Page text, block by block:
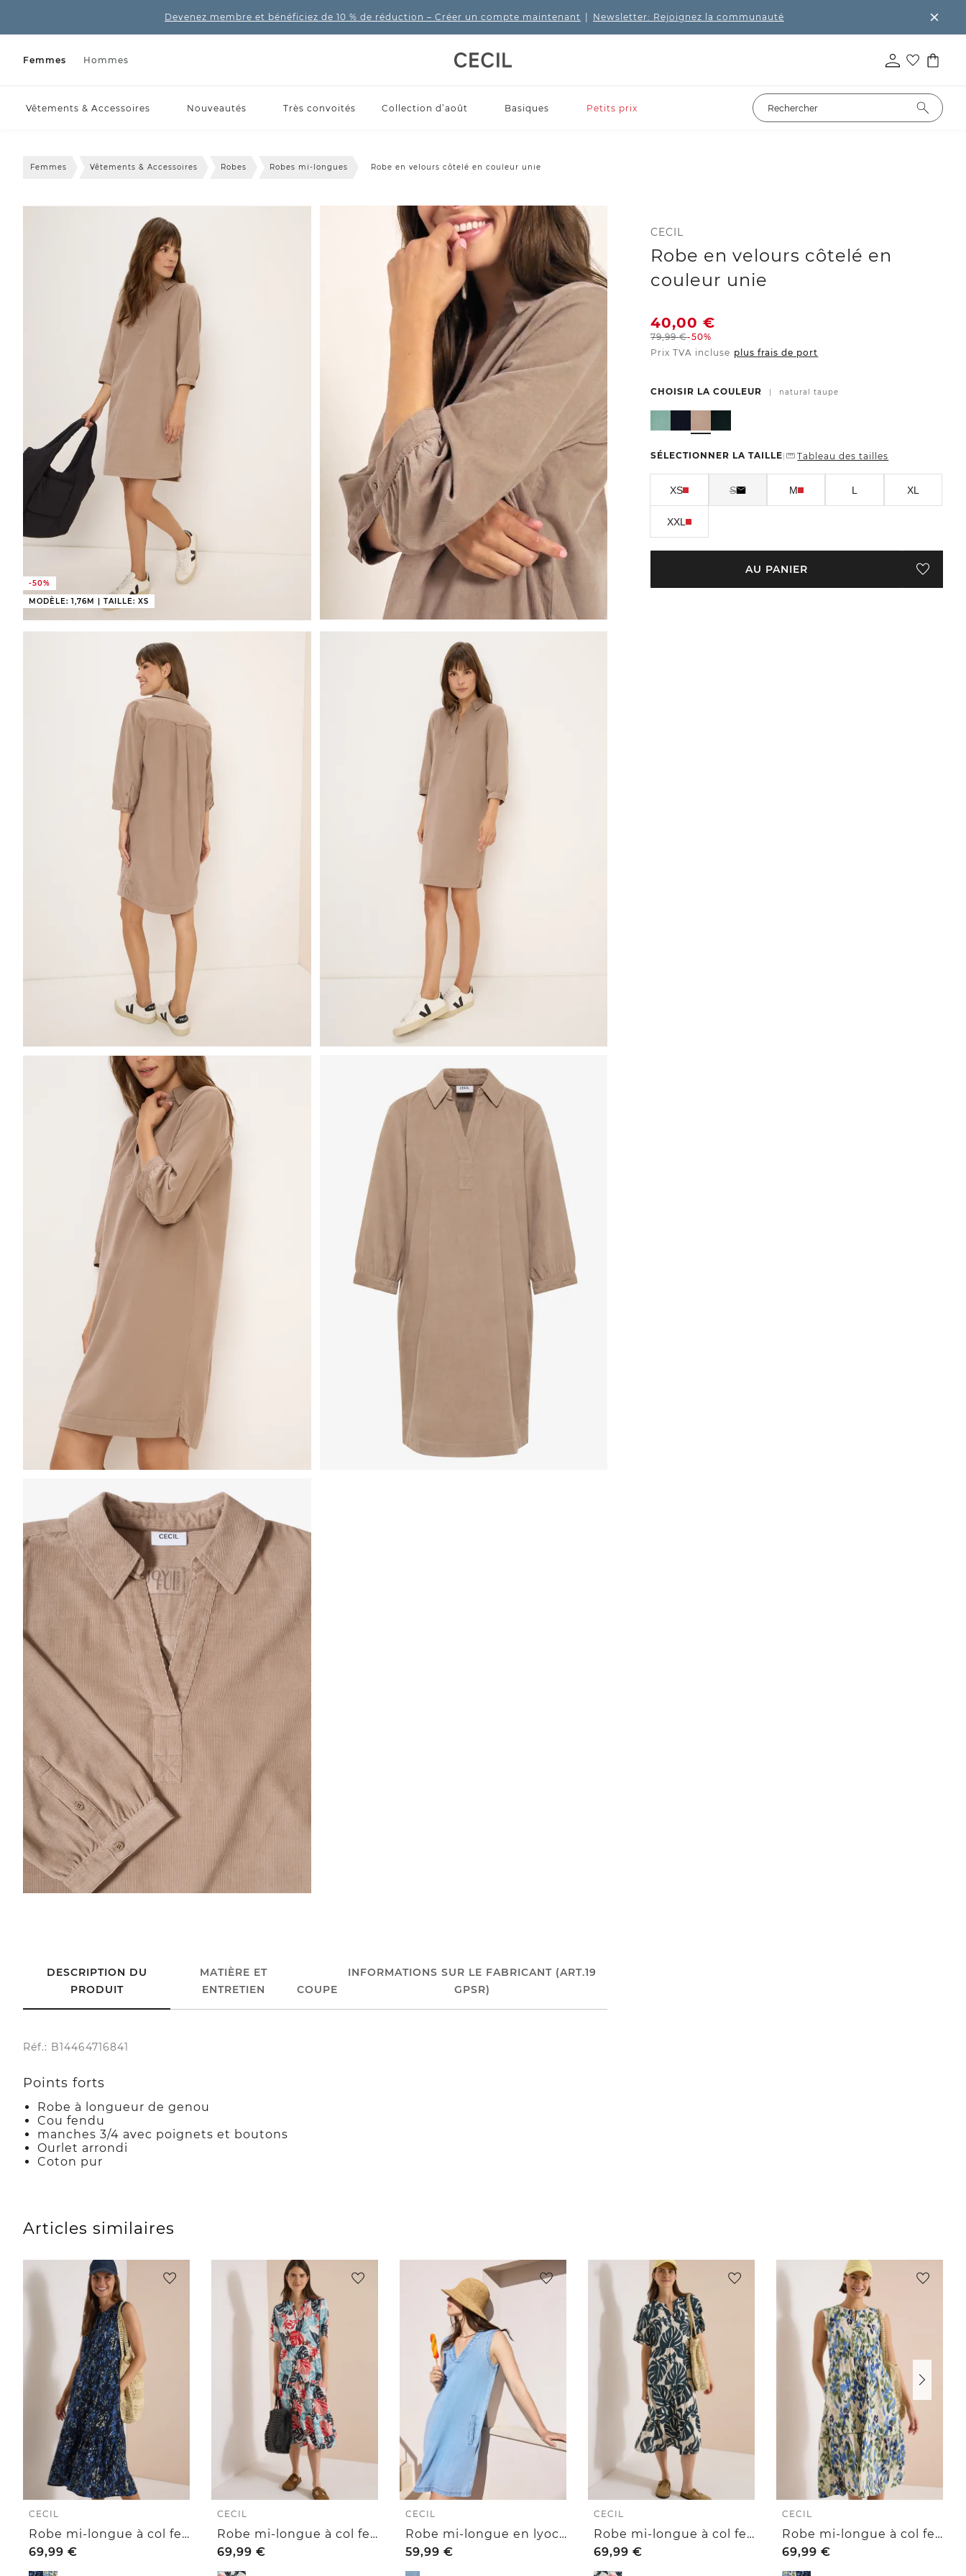
Devenez membre et bénéficiez de 10 % de réduction – Créer un compte maintenant Newsletter: Rejoignez la communauté
Femmes Hommes
Vêtements & Accessoires Nouveautés Très convoités Collection d’août Basiques Petits prix
Femmes Vêtements & Accessoires Robes Robes mi-longues Robe en velours côtelé en couleur unie
-50%
MODÈLE: 1,76M | TAILLE: XS
CECIL
Robe en velours côtelé en
couleur unie
40,00€
79,99€-50%
Prix TVA incluse plus frais de port
CHOISIR LA COULEUR | natural taupe
SÉLECTIONNER LA TAILLE| Tableau des tailles
XS S M L XL
XXL
AU PANIER
DESCRIPTION DU
PRODUIT
MATIÈRE ET
ENTRETIEN
COUPE
INFORMATIONS SUR LE FABRICANT (ART.19
GPSR)
Réf.: B14464716841
Points forts
Robe à longueur de genou
Cou fendu
manches 3/4 avec poignets et boutons
Ourlet arrondi
Coton pur
Articles similaires
CECIL
Robe mi-longue à col fendu et imprimé
69,99 €
CECIL
Robe mi-longue à col fendu et imprimé
69,99 €
CECIL
Robe mi-longue en lyocell à encolure en V
59,99 €
CECIL
Robe mi-longue à col fendu et imprimé
69,99 €
CECIL
Robe mi-longue à col fendu et imprimé
69,99 €